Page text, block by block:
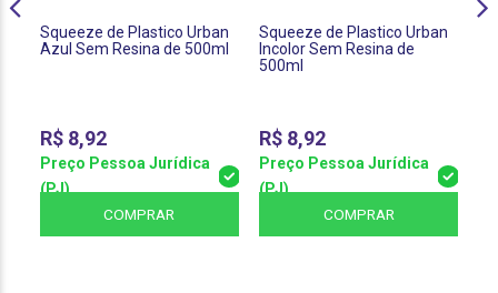
Squeeze de Plastico Urban
Azul Sem Resina de 500ml
R$ 8,92
Preço Pessoa Jurídica
(PJ)
COMPRAR
Squeeze de Plastico Urban
Incolor Sem Resina de
500ml
R$ 8,92
Preço Pessoa Jurídica
(PJ)
COMPRAR